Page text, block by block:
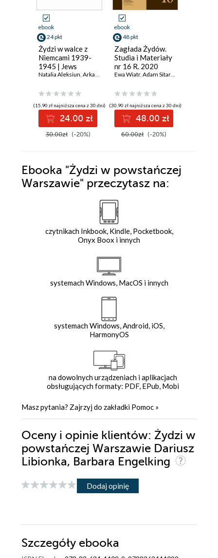
ebook
24 pkt
Żydzi w walce z
Niemcami 1939-
1945 | Jews
Against Nazi
1945
Natalia Aleksiun, Arkadi Zelcer ,Andrei Zamoiski,Michał Wójcik
(15,90 zł najniższa cena z 30 dni)
24.00 zł
30.00zł (-20%)
ebook
48 pkt
Zagłada Żydów.
Studia i Materiały
nr 16 R. 2020
Ewa Wiatr, Adam Sitarek
(30,90 zł najniższa cena z 30 dni)
48.00 zł
60.00zł (-20%)
Ebooka "Żydzi w powstańczej
Warszawie" przeczytasz na:
czytnikach Inkbook, Kindle, Pocketbook,
Onyx Boox i innych
systemach Windows, MacOS i innych
systemach Windows, Android, iOS,
HarmonyOS
na dowolnych urządzeniach i aplikacjach
obsługujących formaty: PDF, EPub, Mobi
Masz pytania? Zajrzyj do zakładki Pomoc »
Oceny i opinie klientów: Żydzi w
powstańczej Warszawie Dariusz
Libionka, Barbara Engelking
Dodaj opinię
Szczegóły ebooka